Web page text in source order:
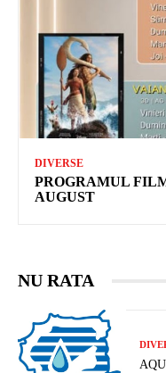
DIVERSE
PROGRAMUL
AUGUST
NU RATA